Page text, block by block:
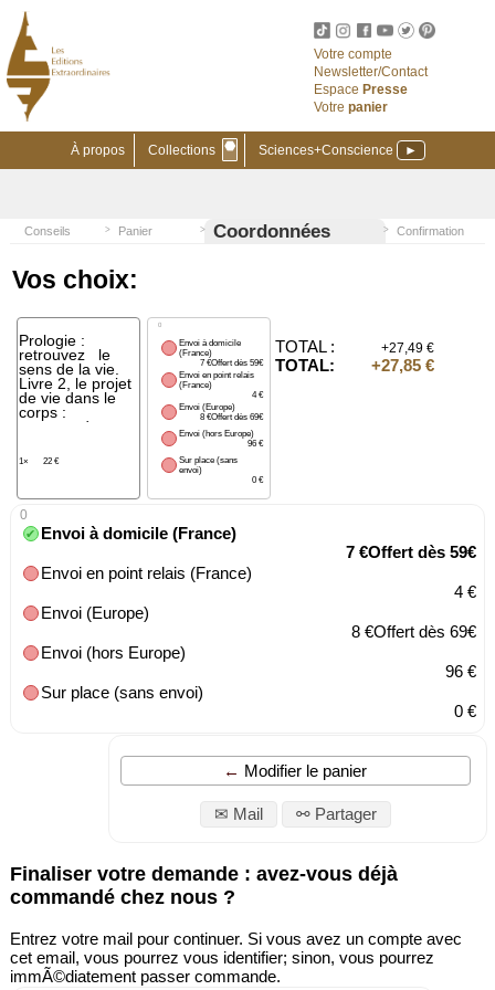
Votre compte
Newsletter/Contact
Espace Presse
Votre panier
À propos Collections ⬣ Sciences+Conscience ►
Conseils Panier Coordonnées Confirmation
Vos choix:
Prologie :
retrouvez le
sens de la vie.
Livre 2, le projet
de vie dans le
corps :
comprendre,
transmuter
1× 22 €
0
Envoi à domicile
(France)
7 €Offert dès 59€
Envoi en point relais
(France)
4 €
Envoi (Europe)
8 €Offert dès 69€
Envoi (hors Europe)
96 €
Sur place (sans
envoi)
0 €
TOTAL : +27,49 €
TOTAL: +27,85 €
0
Envoi à domicile (France)
7 €Offert dès 59€
Envoi en point relais (France)
4 €
Envoi (Europe)
8 €Offert dès 69€
Envoi (hors Europe)
96 €
Sur place (sans envoi)
0 €
Modifier le panier
✉ Mail ⚯ Partager
Finaliser votre demande : avez-vous déjà
commandé chez nous ?
Entrez votre mail pour continuer. Si vous avez un compte avec
cet email, vous pourrez vous identifier; sinon, vous pourrez
immÃ©diatement passer commande.